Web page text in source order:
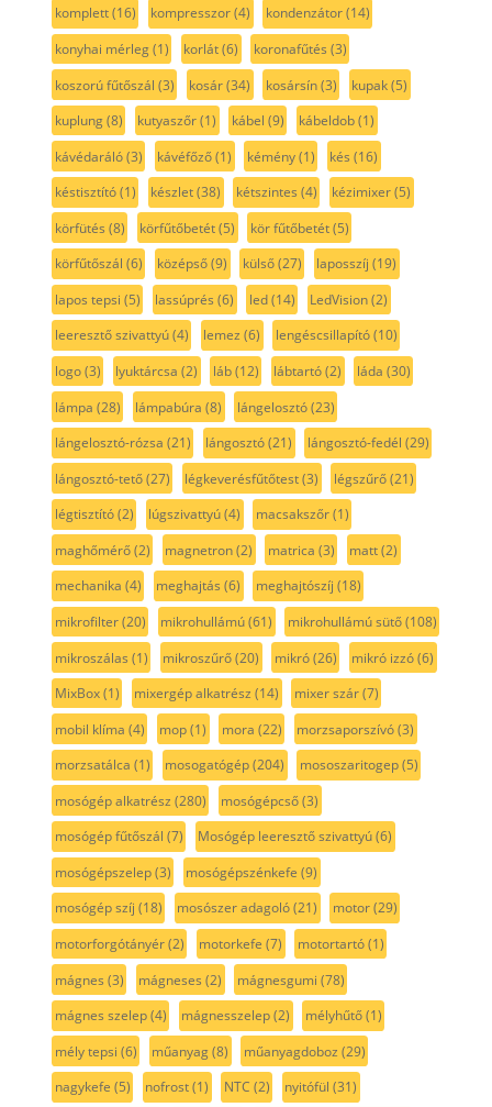
komplett(16) kompresszor(4) kondenzátor(14)
konyhai mérleg(1) korlát(6) koronafűtés (3)
koszorú fűtőszál (3) kosár(34) kosársín(3) kupak(5)
kuplung(8) kutyaszőr(1) kábel (9) kábeldob(1)
kávédaráló(3) kávéfőző(1) kémény(1) kés (16)
késtisztító(1) készlet(38) kétszintes (4) kézimixer(5)
körfütés (8) körfűtőbetét(5) kör fűtőbetét(5)
körfűtőszál (6) középső(9) külső(27) laposszíj (19)
lapos tepsi (5) lassúprés (6) led(14) LedVision(2)
leeresztő szivattyú(4) lemez (6) lengéscsillapító(10)
logo(3) lyuktárcsa (2) láb(12) lábtartó(2) láda (30)
lámpa (28) lámpabúra (8) lángelosztó(23)
lángelosztó-rózsa (21) lángosztó(21) lángosztó-fedél (29)
lángosztó-tető(27) légkeverésfűtőtest(3) légszűrő(21)
légtisztító(2) lúgszivattyú(4) macsakszőr(1)
maghőmérő(2) magnetron(2) matrica (3) matt(2)
mechanika (4) meghajtás (6) meghajtószíj (18)
mikrofilter(20) mikrohullámú(61) mikrohullámú sütő(108)
mikroszálas (1) mikroszűrő(20) mikró(26) mikró izzó(6)
MixBox(1) mixergép alkatrész (14) mixer szár(7)
mobil klíma (4) mop(1) mora (22) morzsaporszívó(3)
morzsatálca (1) mosogatógép(204) mososzaritogep(5)
mosógép alkatrész (280) mosógépcső(3)
mosógép fűtőszál (7) Mosógép leeresztő szivattyú(6)
mosógépszelep(3) mosógépszénkefe (9)
mosógép szíj (18) mosószer adagoló(21) motor(29)
motorforgótányér(2) motorkefe (7) motortartó(1)
mágnes (3) mágneses (2) mágnesgumi (78)
mágnes szelep(4) mágnesszelep(2) mélyhűtő(1)
mély tepsi (6) műanyag(8) műanyagdoboz (29)
nagykefe (5) nofrost(1) NTC (2) nyitófül (31)